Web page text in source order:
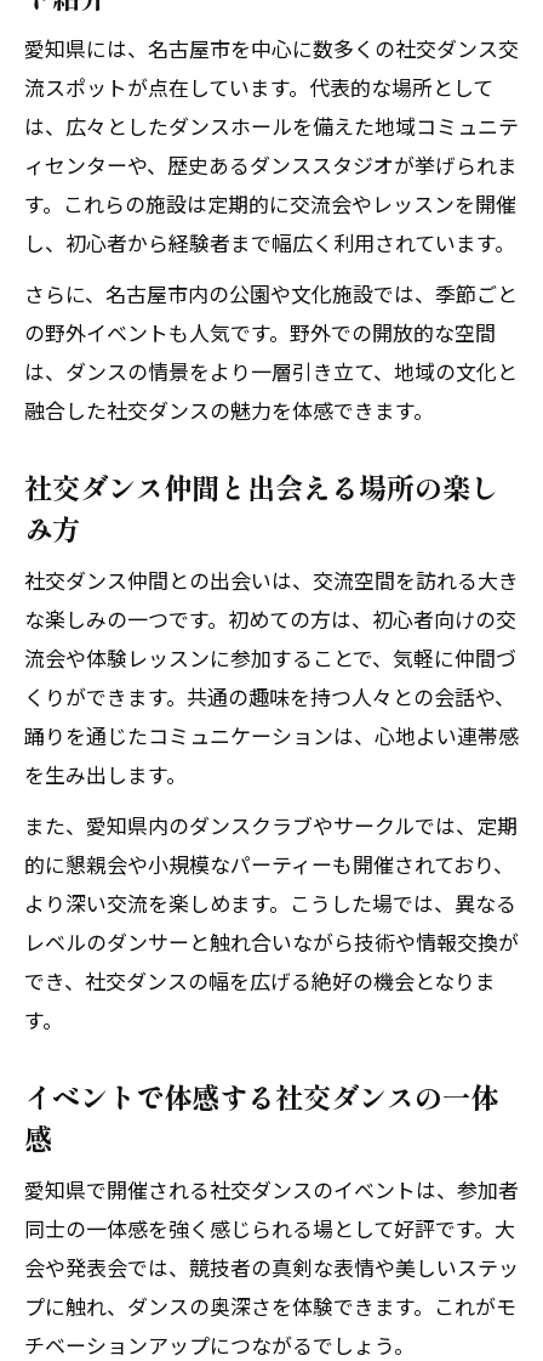
愛知県には、名古屋市を中心に数多くの社交ダンス交
流スポットが点在しています。代表的な場所として
は、広々としたダンスホールを備えた地域コミュニテ
ィセンターや、歴史あるダンススタジオが挙げられま
す。これらの施設は定期的に交流会やレッスンを開催
し、初心者から経験者まで幅広く利用されています。
さらに、名古屋市内の公園や文化施設では、季節ごと
の野外イベントも人気です。野外での開放的な空間
は、ダンスの情景をより一層引き立て、地域の文化と
融合した社交ダンスの魅力を体感できます。
社交ダンス仲間と出会える場所の楽し
み方
社交ダンス仲間との出会いは、交流空間を訪れる大き
な楽しみの一つです。初めての方は、初心者向けの交
流会や体験レッスンに参加することで、気軽に仲間づ
くりができます。共通の趣味を持つ人々との会話や、
踊りを通じたコミュニケーションは、心地よい連帯感
を生み出します。
また、愛知県内のダンスクラブやサークルでは、定期
的に懇親会や小規模なパーティーも開催されており、
より深い交流を楽しめます。こうした場では、異なる
レベルのダンサーと触れ合いながら技術や情報交換が
でき、社交ダンスの幅を広げる絶好の機会となりま
す。
イベントで体感する社交ダンスの一体
感
愛知県で開催される社交ダンスのイベントは、参加者
同士の一体感を強く感じられる場として好評です。大
会や発表会では、競技者の真剣な表情や美しいステッ
プに触れ、ダンスの奥深さを体験できます。これがモ
チベーションアップにつながるでしょう。
体験レッスン後、その場でご入会で1,000円引！
体験レッスン後、その場でご入会で1,000円引！